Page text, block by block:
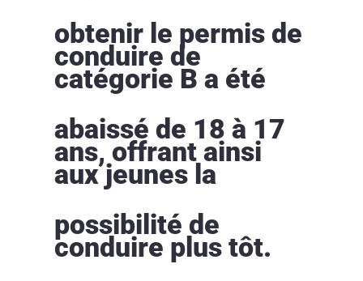
obtenir le permis de
conduire de
catégorie B a été
abaissé de 18 à 17
ans, offrant ainsi
aux jeunes la
possibilité de
conduire plus tôt.